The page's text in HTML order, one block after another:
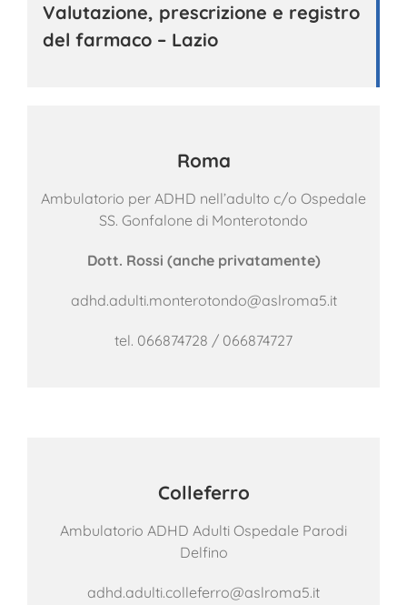
Valutazione, prescrizione e registro
del farmaco – Lazio
Roma
Ambulatorio per ADHD nell’adulto c/o Ospedale
SS. Gonfalone di Monterotondo
Dott. Rossi (anche privatamente)
adhd.adulti.monterotondo@aslroma5.it
tel. 066874728 / 066874727
Colleferro
Ambulatorio ADHD Adulti Ospedale Parodi
Delfino
adhd.adulti.colleferro@aslroma5.it